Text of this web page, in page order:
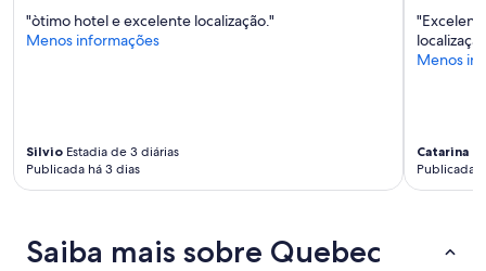
se
aplicam.
"òtimo hotel e excelente localização."
Menos informações
Silvio Estadia de 3 diárias
Publicada há 3 dias
Menos
Catarina
Publicada
Saiba mais sobre Quebec